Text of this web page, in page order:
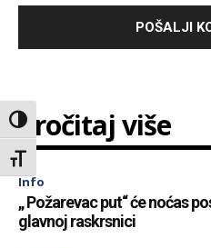
Toggle High Contrast
Toggle Font size
Pročitaj više
Info
„ Požarevac put“ će noćas
glavnoj raskrsnici